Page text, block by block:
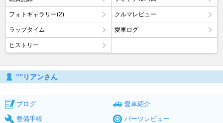
フォトギャラリー(2) クルマレビュー
ラップタイム 愛車ログ
ヒストリー
””リアンさん
ブログ
愛車紹介
整備手帳
パーツレビュー